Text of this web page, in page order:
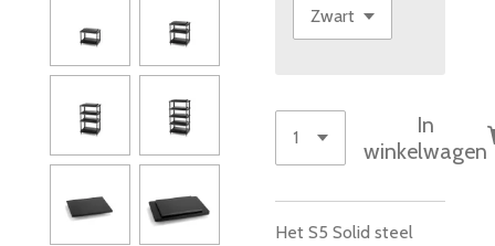
In
winkelwagen
Het S5 Solid steel